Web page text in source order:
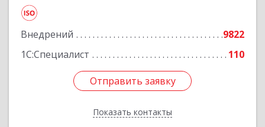
Внедрений
9822
1С:Специалист
110
Отправить заявку
Показать контакты
Подробнее
Отправить заявку
Назад